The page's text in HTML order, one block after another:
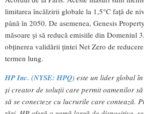
limitarea încălzirii globale la 1,5°C față de
până în 2050. De asemenea, Genesis
măsoare și să reducă emisiile din Domeniul
obținerea validării țintei Net Zero de
termen lung.
HP Inc. (NYSE: HPQ) este un lider global
și creator de soluții care permit oamenilor
să se conecteze cu lucrurile care contează.